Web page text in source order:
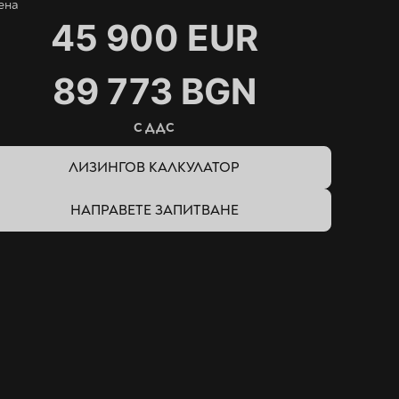
45 900 EUR
89 773 BGN
С ДДС
ЛИЗИНГОВ КАЛКУЛАТОР
НАПРАВЕТЕ ЗАПИТВАНЕ